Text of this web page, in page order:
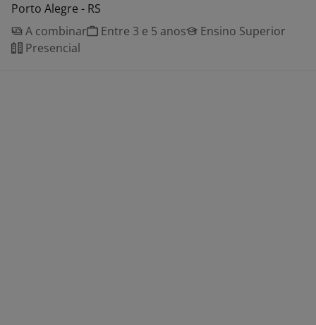
Porto Alegre - RS
A combinar
Entre 3 e 5 anos
Ensino Superior
Presencial